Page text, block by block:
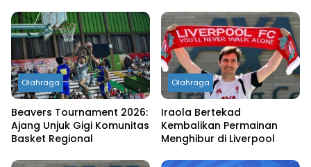
Olahraga
Beavers Tournament 2026:
Ajang Unjuk Gigi Komunitas
Basket Regional
Olahraga
Iraola Bertekad
Kembalikan Permainan
Menghibur di Liverpool